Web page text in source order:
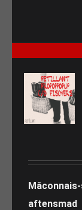
aftensmad